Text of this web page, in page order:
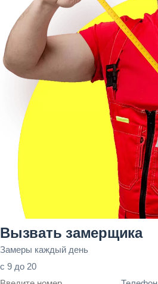
Вызвать замерщика
Замеры каждый день
с 9 до 20